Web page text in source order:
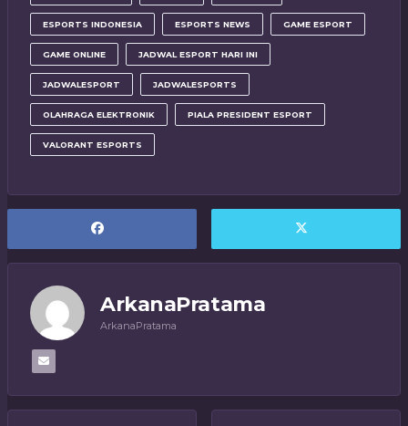
ESPORTS INDONESIA ESPORTS NEWS GAME ESPORT
GAME ONLINE JADWAL ESPORT HARI INI
JADWALESPORT JADWALESPORTS
OLAHRAGA ELEKTRONIK PIALA PRESIDENT ESPORT
VALORANT ESPORTS
ArkanaPratama
ArkanaPratama